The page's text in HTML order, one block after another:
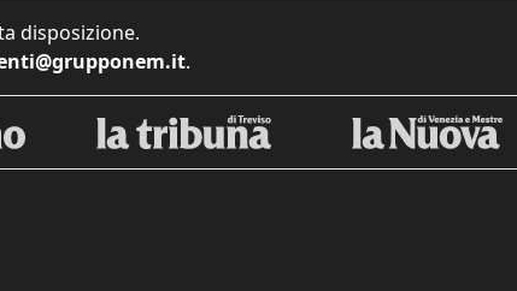
disposizione.
.